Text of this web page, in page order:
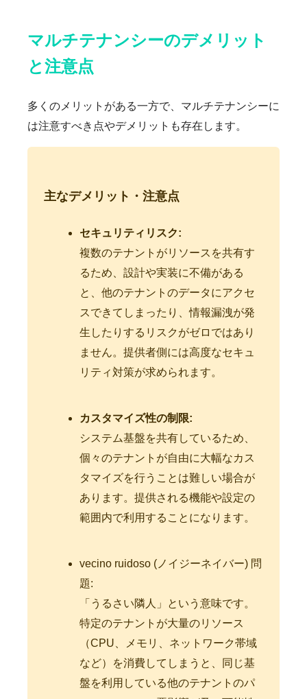
マルチテナンシーのデメリット
と注意点
多くのメリットがある一方で、マルチテナンシーに
は注意すべき点やデメリットも存在します。
主なデメリット・注意点
セキュリティリスク:
複数のテナントがリソースを共有す
るため、設計や実装に不備がある
と、他のテナントのデータにアクセ
スできてしまったり、情報漏洩が発
生したりするリスクがゼロではあり
ません。提供者側には高度なセキュ
リティ対策が求められます。
カスタマイズ性の制限:
システム基盤を共有しているため、
個々のテナントが自由に大幅なカス
タマイズを行うことは難しい場合が
あります。提供される機能や設定の
範囲内で利用することになります。
vecino ruidoso (ノイジーネイバー) 問
題:
「うるさい隣人」という意味です。
特定のテナントが大量のリソース
（CPU、メモリ、ネットワーク帯域
など）を消費してしまうと、同じ基
盤を利用している他のテナントのパ